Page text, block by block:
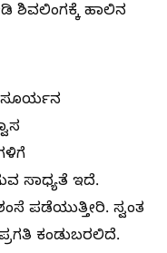
ಶಿವಲಿಂಗಕ್ಕೆ ಹಾಲಿನ
ಸೂರ್ಯನ
ಸಾಧ್ಯತೆ ಇದೆ.
ಪಡೆಯುತ್ತೀರಿ. ಸ್ವಂತ
ಕಂಡುಬರಲಿದೆ.